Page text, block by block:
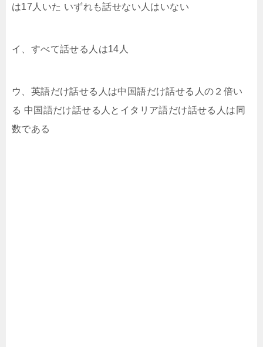
は17人いた いずれも話せない人はいない
イ、すべて話せる人は14人
ウ、英語だけ話せる人は中国語だけ話せる人の２倍い
る 中国語だけ話せる人とイタリア語だけ話せる人は同
数である